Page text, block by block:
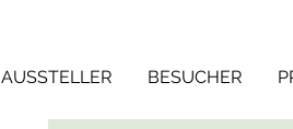
AUSSTELLER BESUCHER